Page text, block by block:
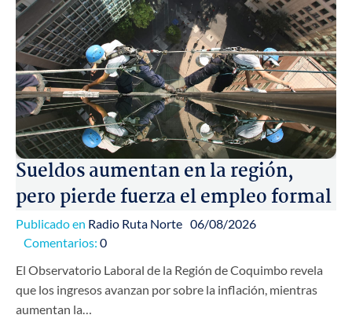
Sueldos aumentan en la región,
pero pierde fuerza el empleo formal
Publicado en Radio Ruta Norte 06/08/2026
Comentarios: 0
El Observatorio Laboral de la Región de Coquimbo revela
que los ingresos avanzan por sobre la inflación, mientras
aumentan la…